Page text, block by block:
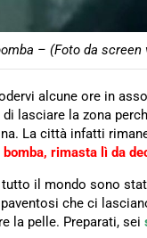
– (Foto da screen
alcune ore in
lasciare la zona
La città infatti
rimasta lì da
tutto il mondo sono
che ci
la pelle. Preparati, sei